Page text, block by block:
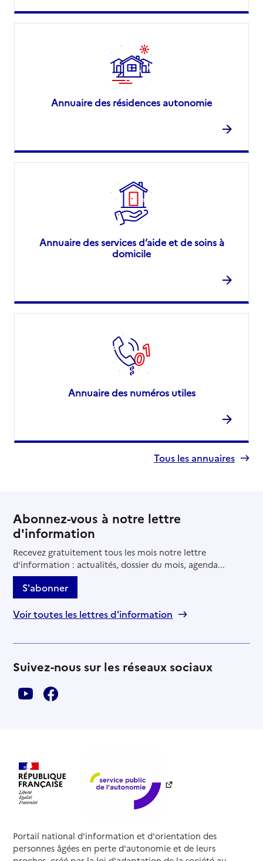
Annuaire des résidences autonomie
Annuaire des services d’aide et de soins à
domicile
Annuaire des numéros utiles
Tous les annuaires
Abonnez-vous à notre lettre
d'information
Recevez gratuitement tous les mois notre lettre
d'information : actualités, dossier du mois, agenda...
S'abonner
Voir toutes les lettres d'information
Suivez-nous sur les réseaux sociaux
Portail national d'information et d'orientation des
personnes âgées en perte d'autonomie et de leurs